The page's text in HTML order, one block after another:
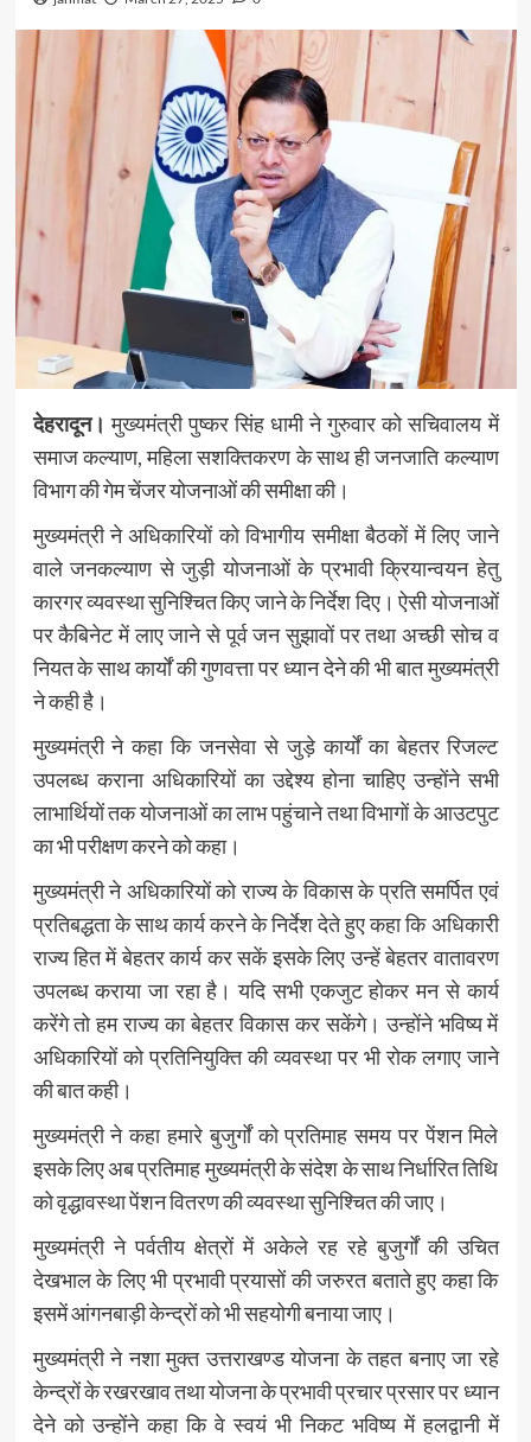
देहरादून। मुख्यमंत्री पुष्कर सिंह धामी ने गुरुवार को सचिवालय में
समाज कल्याण, महिला सशक्तिकरण के साथ ही जनजाति कल्याण
विभाग की गेम चेंजर योजनाओं की समीक्षा की।
मुख्यमंत्री ने अधिकारियों को विभागीय समीक्षा बैठकों में लिए जाने
वाले जनकल्याण से जुड़ी योजनाओं के प्रभावी क्रियान्वयन हेतु
कारगर व्यवस्था सुनिश्चित किए जाने के निर्देश दिए। ऐसी योजनाओं
पर कैबिनेट में लाए जाने से पूर्व जन सुझावों पर तथा अच्छी सोच व
नियत के साथ कार्यों की गुणवत्ता पर ध्यान देने की भी बात मुख्यमंत्री
ने कही है।
मुख्यमंत्री ने कहा कि जनसेवा से जुड़े कार्यों का बेहतर रिजल्ट
उपलब्ध कराना अधिकारियों का उद्देश्य होना चाहिए उन्होंने सभी
लाभार्थियों तक योजनाओं का लाभ पहुंचाने तथा विभागों के आउटपुट
का भी परीक्षण करने को कहा।
मुख्यमंत्री ने अधिकारियों को राज्य के विकास के प्रति समर्पित एवं
प्रतिबद्धता के साथ कार्य करने के निर्देश देते हुए कहा कि अधिकारी
राज्य हित में बेहतर कार्य कर सकें इसके लिए उन्हें बेहतर वातावरण
उपलब्ध कराया जा रहा है। यदि सभी एकजुट होकर मन से कार्य
करेंगे तो हम राज्य का बेहतर विकास कर सकेंगे। उन्होंने भविष्य में
अधिकारियों को प्रतिनियुक्ति की व्यवस्था पर भी रोक लगाए जाने
की बात कही।
मुख्यमंत्री ने कहा हमारे बुजुर्गों को प्रतिमाह समय पर पेंशन मिले
इसके लिए अब प्रतिमाह मुख्यमंत्री के संदेश के साथ निर्धारित तिथि
को वृद्धावस्था पेंशन वितरण की व्यवस्था सुनिश्चित की जाए।
मुख्यमंत्री ने पर्वतीय क्षेत्रों में अकेले रह रहे बुजुर्गों की उचित
देखभाल के लिए भी प्रभावी प्रयासों की जरुरत बताते हुए कहा कि
इसमें आंगनबाड़ी केन्द्रों को भी सहयोगी बनाया जाए।
मुख्यमंत्री ने नशा मुक्त उत्तराखण्ड योजना के तहत बनाए जा रहे
केन्द्रों के रखरखाव तथा योजना के प्रभावी प्रचार प्रसार पर ध्यान
देने को उन्होंने कहा कि वे स्वयं भी निकट भविष्य में हलद्वानी में